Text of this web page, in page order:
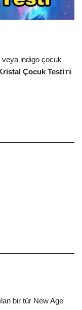
indigo çocuk
Çocuk Testi‘ni
bir tür New Age